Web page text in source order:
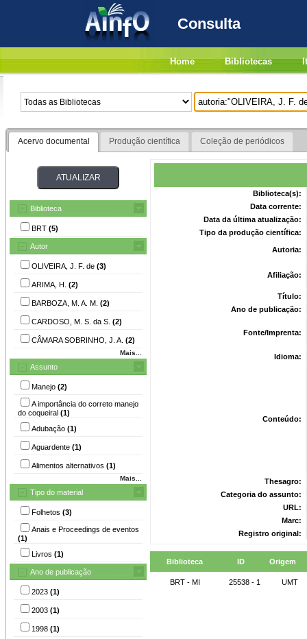
Consulta
Home Bibliotecas
Acervo documental Produção científica Coleção de periódicos
Biblioteca
BRT (5)
Autor
OLIVEIRA, J. F. de (3)
ARIMA, H. (2)
BARBOZA, M. A. M. (2)
CARDOSO, M. S. da S. (2)
CÂMARA SOBRINHO, J. A. (2)
Mais...
Assunto
Manejo (2)
A importância do correto manejo
do coqueiral (1)
Adubação (1)
Aguardente (1)
Alimentos alternativos (1)
Mais...
Tipo do material
Folhetos (3)
Anais e Proceedings de eventos
(1)
Livros (1)
Ano de publicação
2023 (1)
2003 (1)
1998 (1)
Biblioteca(s):
Data corrente:
Data da última atualização:
Tipo da produção científica:
Autoria:
Afiliação:
Título:
Ano de publicação:
Fonte/Imprenta:
Idioma:
Conteúdo:
Thesagro:
Categoria do assunto:
URL:
Marc:
Registro original:
Biblioteca ID Origem
BRT - MI 25538 - 1 UMT